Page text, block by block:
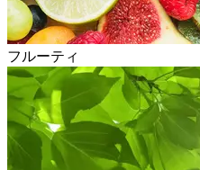
フルーティ